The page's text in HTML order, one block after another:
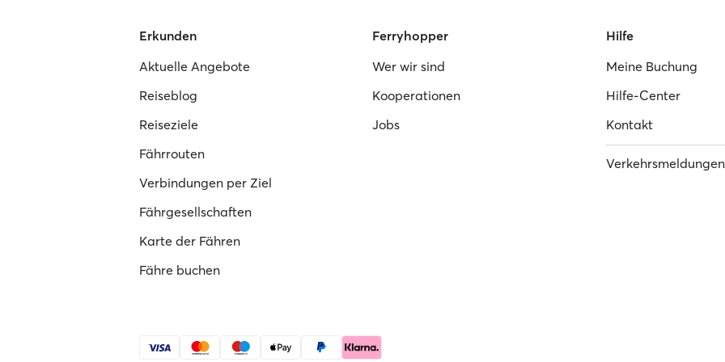
Erkunden
Aktuelle Angebote
Reiseblog
Reiseziele
Fährrouten
Verbindungen per Ziel
Fährgesellschaften
Karte der Fähren
Fähre buchen
Ferryhopper
Wer wir sind
Kooperationen
Jobs
Hilfe
Meine Buchung
Hilfe-Center
Kontakt
Verkehrsmeldungen